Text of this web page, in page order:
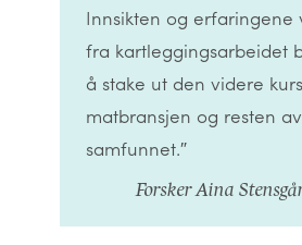
Innsikten og erfaringene
fra kartleggingsarbeidet
å stake ut den videre
matbransjen og resten av
samfunnet.″
Forsker Aina